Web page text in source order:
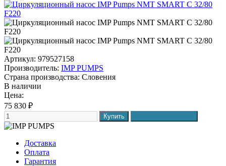
Артикул: 979527158
Производитель: IMP PUMPS
Страна производства: Словения
В наличии
Цена:
75 830 ₽
Доставка
Оплата
Гарантия